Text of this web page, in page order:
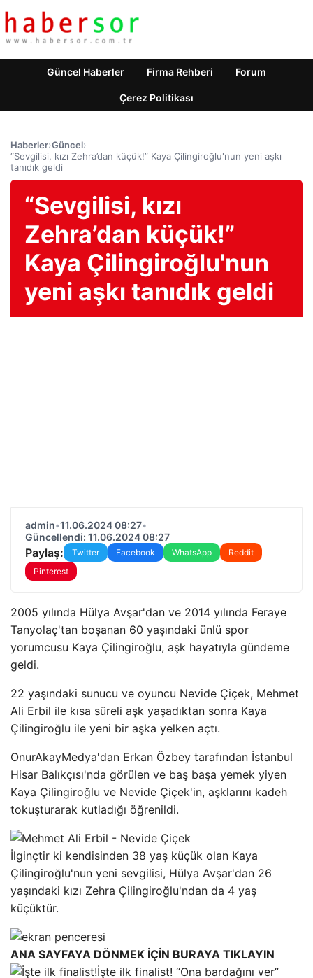
Güncel Haberler Firma Rehberi Forum
Çerez Politikası
Haberler›Güncel›
“Sevgilisi, kızı Zehra’dan küçük!” Kaya Çilingiroğlu'nun yeni aşkı
tanıdık geldi
“Sevgilisi, kızı
Zehra’dan küçük!”
Kaya Çilingiroğlu'nun
yeni aşkı tanıdık geldi
admin•11.06.2024 08:27•
Güncellendi: 11.06.2024 08:27
Paylaş: Twitter Facebook WhatsApp
Reddit
Pinterest
2005 yılında Hülya Avşar'dan ve 2014 yılında Feraye
Tanyolaç'tan boşanan 60 yaşındaki ünlü spor
yorumcusu Kaya Çilingiroğlu, aşk hayatıyla gündeme
geldi.
22 yaşındaki sunucu ve oyuncu Nevide Çiçek, Mehmet
Ali Erbil ile kısa süreli aşk yaşadıktan sonra Kaya
Çilingiroğlu ile yeni bir aşka yelken açtı.
OnurAkayMedya'dan Erkan Özbey tarafından İstanbul
Hisar Balıkçısı'nda görülen ve baş başa yemek yiyen
Kaya Çilingiroğlu ve Nevide Çiçek'in, aşklarını kadeh
tokuşturarak kutladığı öğrenildi.
İlginçtir ki kendisinden 38 yaş küçük olan Kaya
Çilingiroğlu'nun yeni sevgilisi, Hülya Avşar'dan 26
yaşındaki kızı Zehra Çilingiroğlu'ndan da 4 yaş
küçüktür.
ANA SAYFAYA DÖNMEK İÇİN BURAYA TIKLAYIN
İşte ilk finalist! “Ona bardağını ver”